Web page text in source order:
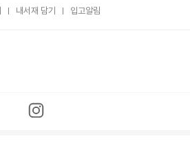
내서재 담기 입고알림